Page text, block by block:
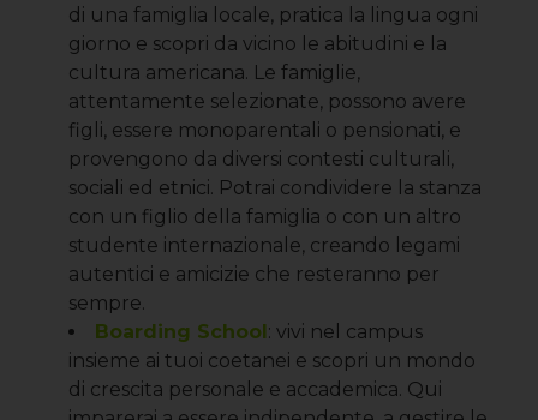
di una famiglia locale, pratica la lingua ogni
giorno e scopri da vicino le abitudini e la
cultura americana. Le famiglie,
attentamente selezionate, possono avere
figli, essere monoparentali o pensionati, e
provengono da diversi contesti culturali,
sociali ed etnici. Potrai condividere la stanza
con un figlio della famiglia o con un altro
studente internazionale, creando legami
autentici e amicizie che resteranno per
sempre.
Boarding School: vivi nel campus
insieme ai tuoi coetanei e scopri un mondo
di crescita personale e accademica. Qui